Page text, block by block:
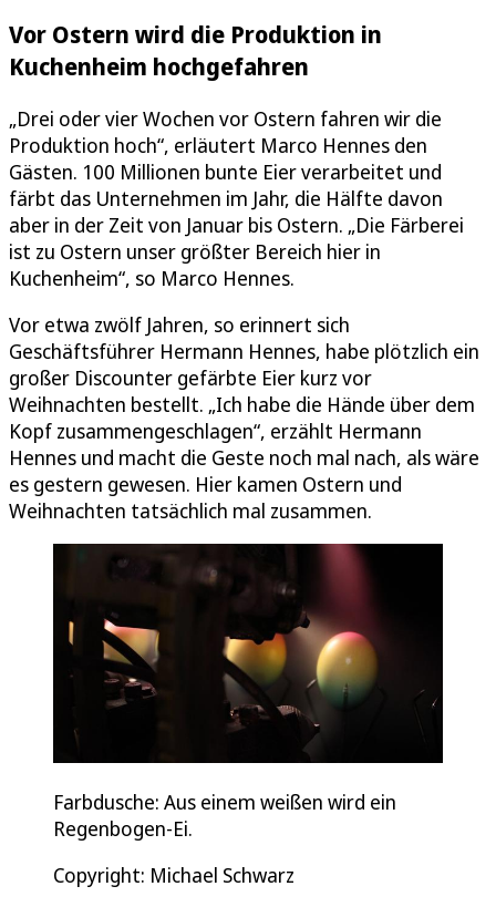
Vor Ostern wird die Produktion in
Kuchenheim hochgefahren
„Drei oder vier Wochen vor Ostern fahren wir die
Produktion hoch“, erläutert Marco Hennes den
Gästen. 100 Millionen bunte Eier verarbeitet und
färbt das Unternehmen im Jahr, die Hälfte davon
aber in der Zeit von Januar bis Ostern. „Die Färberei
ist zu Ostern unser größter Bereich hier in
Kuchenheim“, so Marco Hennes.
Vor etwa zwölf Jahren, so erinnert sich
Geschäftsführer Hermann Hennes, habe plötzlich ein
großer Discounter gefärbte Eier kurz vor
Weihnachten bestellt. „Ich habe die Hände über dem
Kopf zusammengeschlagen“, erzählt Hermann
Hennes und macht die Geste noch mal nach, als wäre
es gestern gewesen. Hier kamen Ostern und
Weihnachten tatsächlich mal zusammen.
Farbdusche: Aus einem weißen wird ein
Regenbogen-Ei.
Copyright: Michael Schwarz